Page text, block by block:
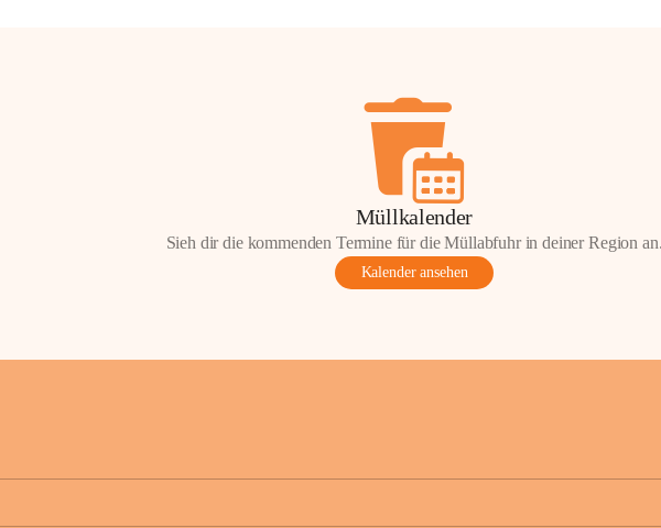
Müllkalender
Sieh dir die kommenden Termine für die Müllabfuhr in deiner Region
Kalender ansehen